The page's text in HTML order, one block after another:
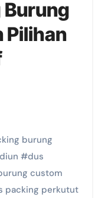
Burung
Pilihan
burung
#dus
custom
packing perkutut